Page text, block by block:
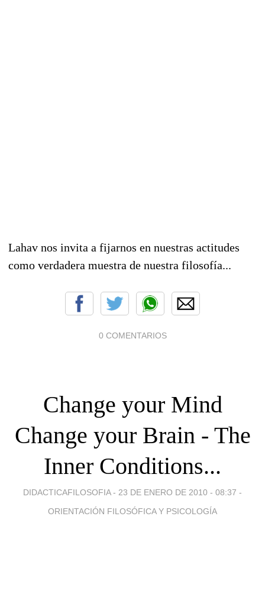
Lahav nos invita a fijarnos en nuestras actitudes
como verdadera muestra de nuestra filosofía...
0 COMENTARIOS
Change your Mind
Change your Brain - The
Inner Conditions...
DIDACTICAFILOSOFIA - 23 DE ENERO DE 2010 - 08:37 -
ORIENTACIÓN FILOSÓFICA Y PSICOLOGÍA